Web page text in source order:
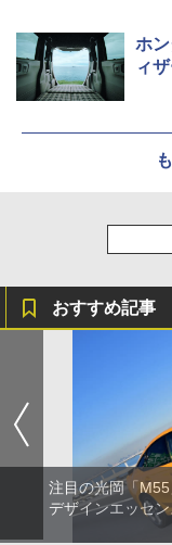
ホ
ィ
おすすめ記事
注目の光岡「
デザインエッセ